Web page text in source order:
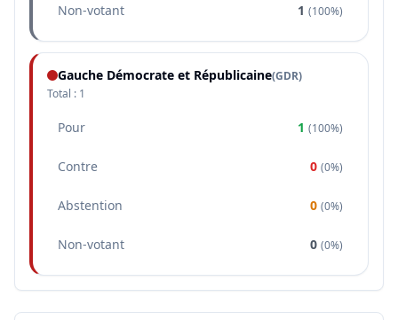
Non-votant 1 (100%)
Gauche Démocrate et Républicaine(GDR)
Total : 1
Pour 1 (100%)
Contre 0 (0%)
Abstention 0 (0%)
Non-votant 0 (0%)